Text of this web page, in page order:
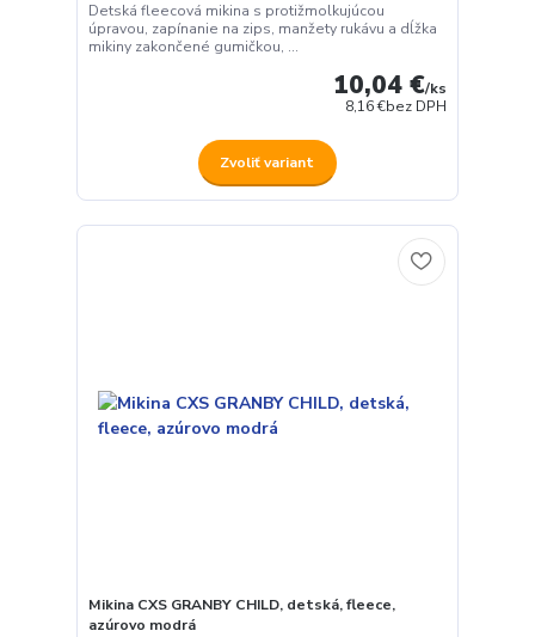
Detská fleecová mikina s protižmolkujúcou
úpravou, zapínanie na zips, manžety rukávu a dĺžka
mikiny zakončené gumičkou, ...
10,04 €/ks
8,16 €bez DPH
Zvoliť variant
Mikina CXS GRANBY CHILD, detská, fleece,
azúrovo modrá